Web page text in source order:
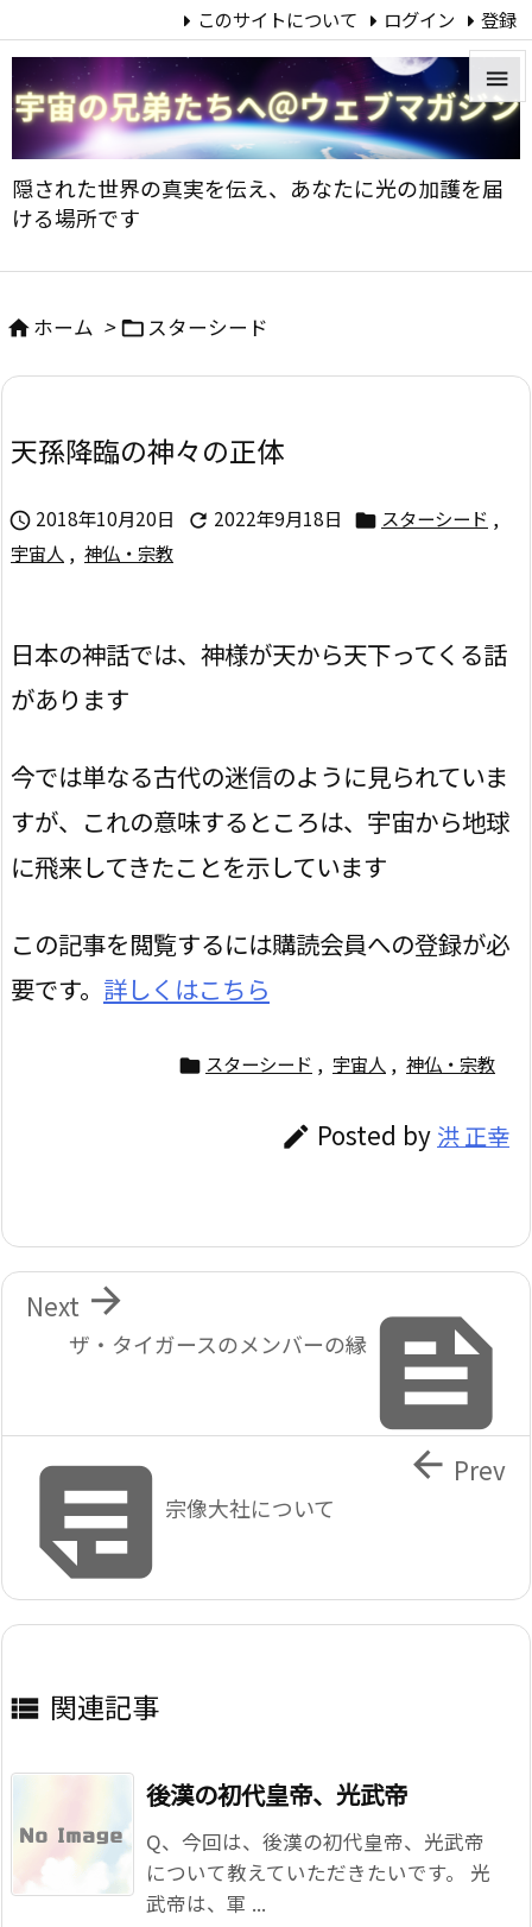
隠された世界の真実を伝え、あなたに光の加護を届
ける場所です


メニ


次へ
このサイトについて ログイン 登録
ホーム >  スターシード
天孫降臨の神々の正体
 2018年10月20日  2022年9月18日  スターシード ,
宇宙人 , 神仏・宗教
日本の神話では、神様が天から天下ってくる話
があります
今では単なる古代の迷信のように見られていま
すが、これの意味するところは、宇宙から地球
に飛来してきたことを示しています
この記事を閲覧するには購読会員への登録が必
要です。 詳しくはこちら
 スターシード , 宇宙人 , 神仏・宗教
 Posted by 洪 正幸

ザ・タイガースのメンバーの縁

Next
宗像大社について
 Prev
 関連記事
後漢の初代皇帝、光武帝
Q、今回は、後漢の初代皇帝、光武帝
について教えていただきたいです。 光
武帝は、軍 ...